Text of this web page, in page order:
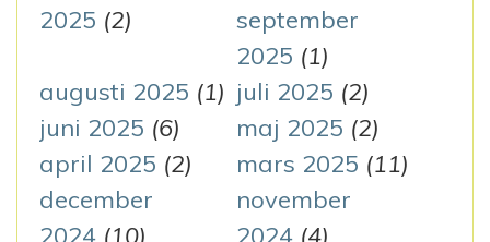
2025 (2)
september
2025 (1)
augusti 2025 (1) juli 2025 (2)
juni 2025 (6) maj 2025 (2)
april 2025 (2) mars 2025 (11)
december
2024 (10)
november
2024 (4)